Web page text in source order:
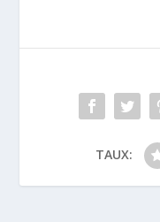
TAUX: